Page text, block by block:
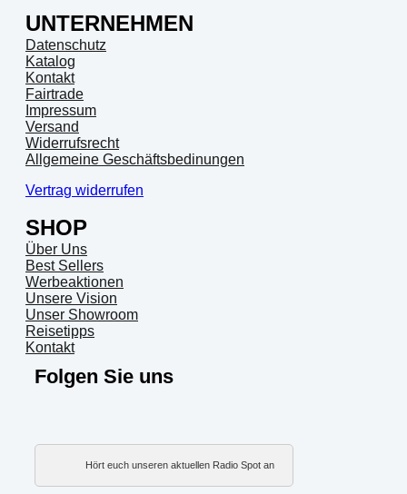
UNTERNEHMEN
Datenschutz
Katalog
Kontakt
Fairtrade
Impressum
Versand
Widerrufsrecht
Allgemeine Geschäftsbedinungen
Vertrag widerrufen
SHOP
Über Uns
Best Sellers
Werbeaktionen
Unsere Vision
Unser Showroom
Reisetipps
Kontakt
Folgen Sie uns
Hört euch unseren aktuellen Radio Spot an